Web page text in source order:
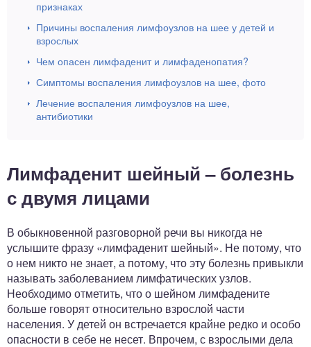
признаках
Причины воспаления лимфоузлов на шее у детей и
взрослых
Чем опасен лимфаденит и лимфаденопатия?
Симптомы воспаления лимфоузлов на шее, фото
Лечение воспаления лимфоузлов на шее,
антибиотики
Лимфаденит шейный – болезнь
с двумя лицами
В обыкновенной разговорной речи вы никогда не
услышите фразу «лимфаденит шейный». Не потому, что
о нем никто не знает, а потому, что эту болезнь привыкли
называть заболеванием лимфатических узлов.
Необходимо отметить, что о шейном лимфадените
больше говорят относительно взрослой части
населения. У детей он встречается крайне редко и особо
опасности в себе не несет. Впрочем, с взрослыми дела